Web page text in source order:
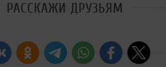
РАССКАЖИ ДРУЗЬЯМ